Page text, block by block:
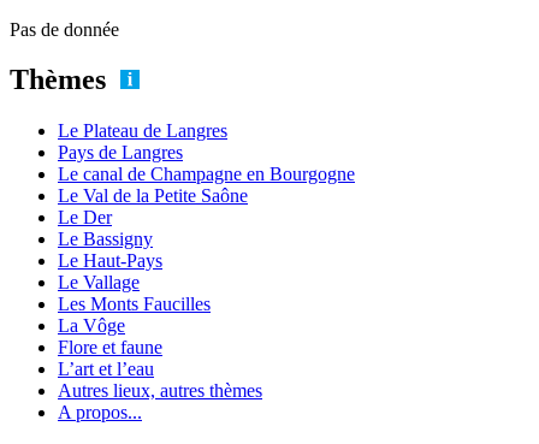
Pas de donnée
Thèmes
Le Plateau de Langres
Pays de Langres
Le canal de Champagne en Bourgogne
Le Val de la Petite Saône
Le Der
Le Bassigny
Le Haut-Pays
Le Vallage
Les Monts Faucilles
La Vôge
Flore et faune
L’art et l’eau
Autres lieux, autres thèmes
A propos...